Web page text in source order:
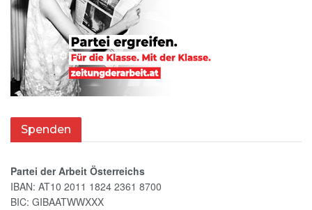
Spenden
Partei der Arbeit Österreichs
IBAN: AT10 2011 1824 2361 8700
BIC: GIBAATWWXXX